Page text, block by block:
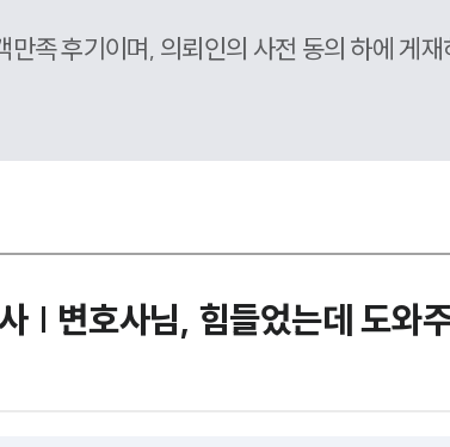
만족 후기이며, 의뢰인의 사전 동의 하에 게재
| 변호사님, 힘들었는데 도와